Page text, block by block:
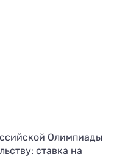
Олимпиады
ставка на